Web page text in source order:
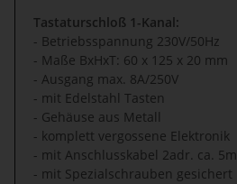
Tastaturschloß 1-Kanal:
- Betriebsspannung 230V/50Hz
- Maße BxHxT: 60 x 125 x 20 mm
- Ausgang max. 8A/250V
- mit Edelstahl Tasten
- Gehäuse aus Metall
- komplett vergossene Elektronik
- mit Anschlusskabel 2adr. ca. 5m
- mit Spezialschrauben gesichert